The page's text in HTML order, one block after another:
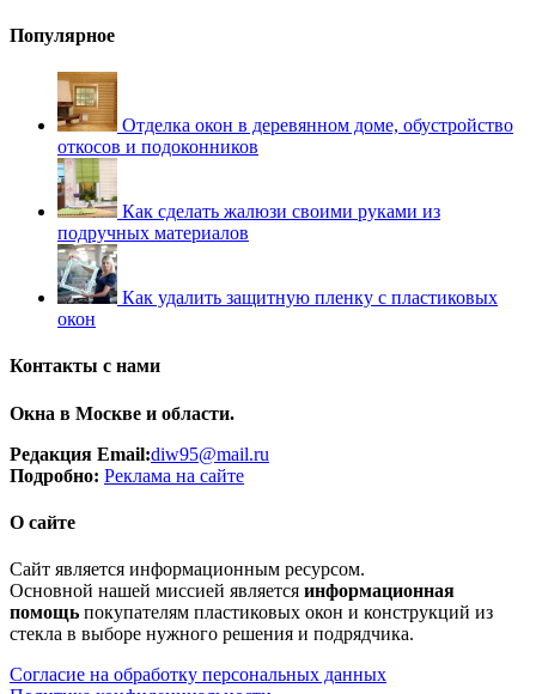
Популярное
Отделка окон в деревянном доме, обустройство
откосов и подоконников
Как сделать жалюзи своими руками из
подручных материалов
Как удалить защитную пленку с пластиковых
окон
Контакты с нами
Окна в Москве и области.
Редакция Email:diw95@mail.ru
Подробно: Реклама на сайте
О сайте
Сайт является информационным ресурсом.
Основной нашей миссией является информационная
помощь покупателям пластиковых окон и конструкций из
стекла в выборе нужного решения и подрядчика.
Согласие на обработку персональных данных